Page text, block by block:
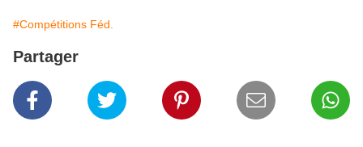
#Compétitions Féd.
Partager